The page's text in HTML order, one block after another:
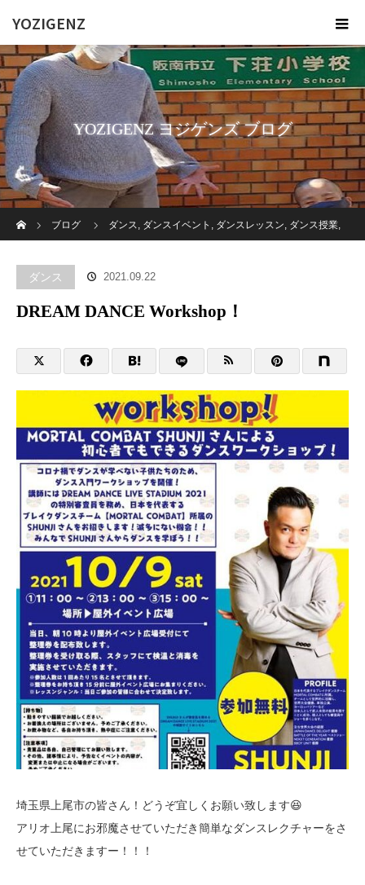
YOZIGENZ
YOZIGENZ ヨジゲンズ ブログ
ブログ
ダンス, ダンスイベント , ダンスレッスン, ダンス授業,
ダンス 2021.09.22
DREAM DANCE Workshop！
埼玉県上尾市の皆さん！どうぞ宜しくお願い致します😆
アリオ上尾にお邪魔させていただき簡単なダンスレクチャーをさ
せていただきますー！！！